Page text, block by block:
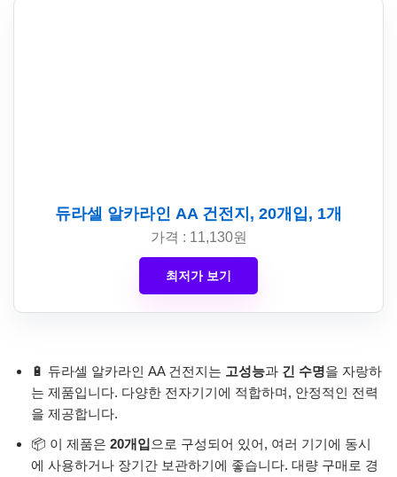
듀라셀 알카라인 AA 건전지, 20개입, 1개
가격 : 11,130원
최저가 보기
🔋 듀라셀 알카라인 AA 건전지는 고성능과 긴 수명을 자랑하
는 제품입니다. 다양한 전자기기에 적합하며, 안정적인 전력
을 제공합니다.
📦 이 제품은 20개입 으로 구성되어 있어, 여러 기기에 동시
에 사용하거나 장기간 보관하기에 좋습니다. 대량 구매로 경